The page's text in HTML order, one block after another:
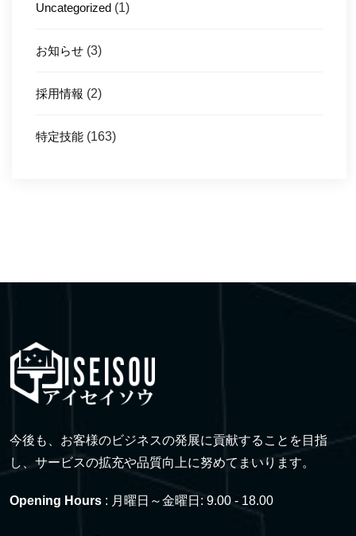
Uncategorized (1)
お知らせ (3)
採用情報 (2)
特定技能 (163)
今後も、お客様のビジネスの発展に貢献することを目指
し、サービスの拡充や品質向上に努めてまいります。
Opening Hours : 月曜日～金曜日: 9.00 - 18.00